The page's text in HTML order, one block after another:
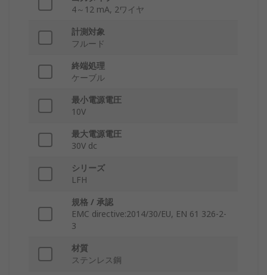
4～12 mA, 2ワイヤ
計測対象
フルード
終端処理
ケーブル
最小電源電圧
10V
最大電源電圧
30V dc
シリーズ
LFH
規格 / 承認
EMC directive:2014/30/EU, EN 61 326-2-
3
材質
ステンレス鋼